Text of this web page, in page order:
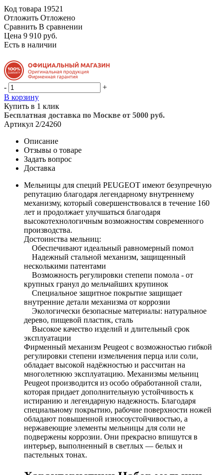
Код товара 19521
Отложить Отложено
Сравнить В сравнении
Цена 9 910 руб.
Есть в наличии
-
+
В корзину
Купить в 1 клик
Бесплатная доставка по Москве от 5000 руб.
Артикул 2/24260
Описание
Отзывы о товаре
Задать вопрос
Доставка
Мельницы для специй PEUGEOT имеют безупречную
репутацию благодаря легендарному внутреннему
механизму, который совершенствовался в течение 160
лет и продолжает улучшаться благодаря
высокотехнологичным возможностям современного
производства.
Достоинства мельниц:
Обеспечивают идеальный равномерный помол
Надежный стальной механизм, защищенный
несколькими патентами
Возможность регулировки степепи помола - от
крупных гранул до мельчайших крупинок
Специальное защитное покрытие защищает
внутренние детали механизма от коррозии
Экологически безопасные материалы: натуральное
дерево, пищевой пластик, сталь
Высокое качество изделий и длительный срок
эксплуатации
Фирменный механизм Peugeot с возможностью гибкой
регулировки степени измельчения перца или соли,
обладает высокой надёжностью и рассчитан на
многолетнюю эксплуатацию. Механизмы мельниц
Peugeot производится из особо обработанной стали,
которая придает дополнительную устойчивость к
истиранию и легендарную надежность. Благодаря
специальному покрытию, рабочие поверхности ножей
обладают повышенной износоустойчивостью, а
нержавеющие элементы мельницы для соли не
подвержены коррозии. Они прекрасно впишутся в
интерьер, выполненный в светлых — белых и
пастельных тонах.